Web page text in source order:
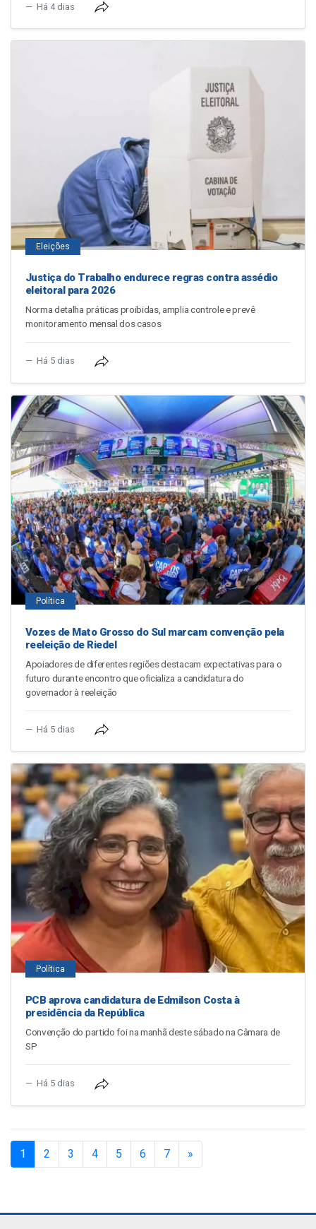
Há 4 dias
Eleições
Justiça do Trabalho endurece regras contra assédio
eleitoral para 2026
Norma detalha práticas proibidas, amplia controle e prevê
monitoramento mensal dos casos
Há 5 dias
Política
Vozes de Mato Grosso do Sul marcam convenção pela
reeleição de Riedel
Apoiadores de diferentes regiões destacam expectativas para o
futuro durante encontro que oficializa a candidatura do
governador à reeleição
Há 5 dias
Política
PCB aprova candidatura de Edmilson Costa à
presidência da República
Convenção do partido foi na manhã deste sábado na Câmara de
SP
Há 5 dias
1 (current)
2 3 4 5 6 7 »